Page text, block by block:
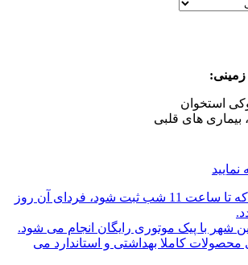
استخوان
های قلبی
سفارش هایی که تا ساعت 11 شب ثبت شود، فردای آن روز
شهر با پیک موتوری رایگان انجام می شود.
محصولات کاملا بهداشتی و استاندارد می